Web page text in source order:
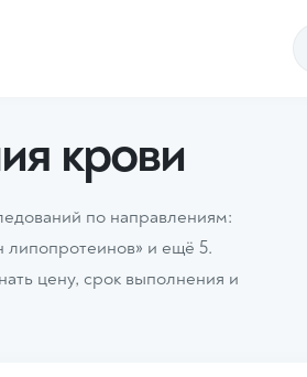
крови
по направлениям:
и ещё 5.
цену, срок выполнения и